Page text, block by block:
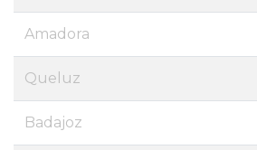
Amadora
Queluz
Badajoz